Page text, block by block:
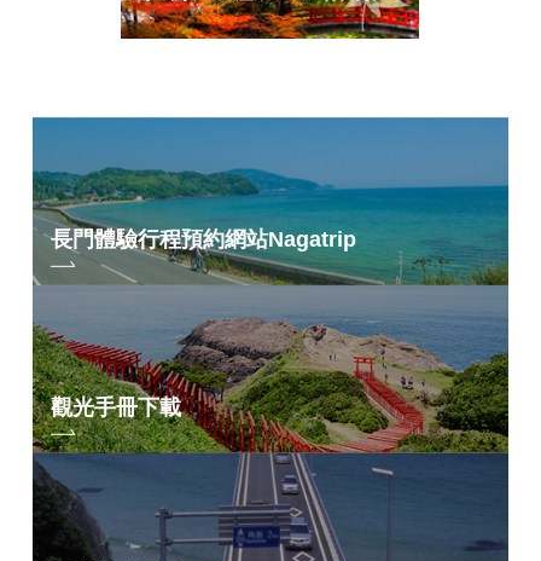
長門體驗行程預約網站Nagatrip
觀光手冊下載